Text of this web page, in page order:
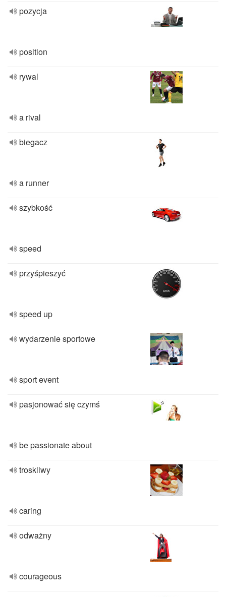
pozycja
position
rywal
a rival
biegacz
a runner
szybkość
speed
przyśpieszyć
speed up
wydarzenie sportowe
sport event
pasjonować się czymś
be passionate about
troskliwy
caring
odważny
courageous